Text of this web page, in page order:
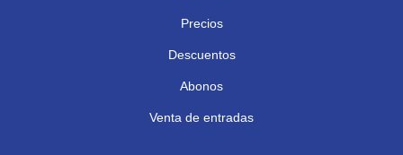
Precios
Descuentos
Abonos
Venta de entradas